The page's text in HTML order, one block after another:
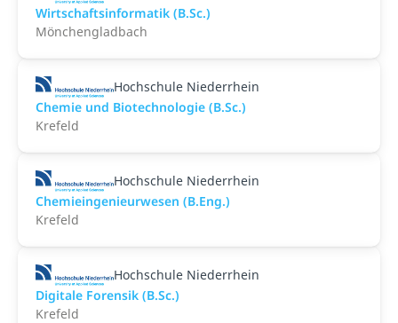
Wirtschaftsinformatik (B.Sc.)
Mönchengladbach
Hochschule Niederrhein
Chemie und Biotechnologie (B.Sc.)
Krefeld
Hochschule Niederrhein
Chemieingenieurwesen (B.Eng.)
Krefeld
Hochschule Niederrhein
Digitale Forensik (B.Sc.)
Krefeld